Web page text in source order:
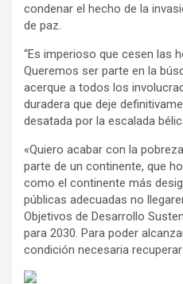
condenar el hecho de la
de paz.
“Es imperioso que cesen las
Queremos ser parte en la
acerque a todos los
duradera que deje
desatada por la escalada
«Quiero acabar con la
parte de un continente, que
como el continente más
públicas adecuadas no
Objetivos de Desarrollo
para 2030. Para poder
condición necesaria